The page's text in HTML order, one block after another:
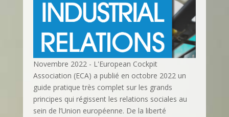
Novembre 2022 - L'European Cockpit
Association (ECA) a publié en octobre 2022 un
guide pratique très complet sur les grands
principes qui régissent les relations sociales au
sein de l’Union européenne. De la liberté